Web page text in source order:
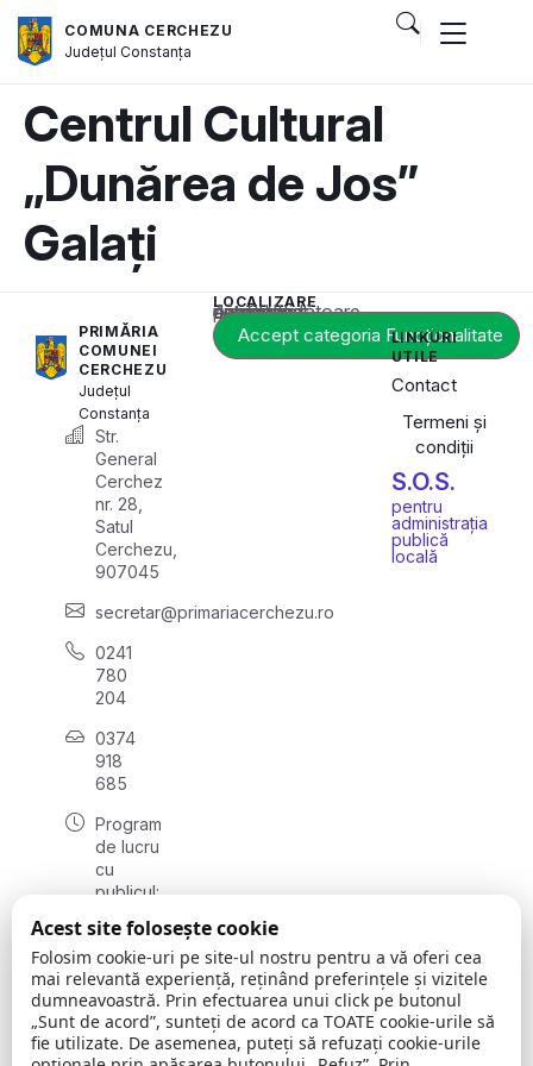
COMUNA CERCHEZU
JudețulConstanța
Centrul Cultural
„Dunărea de Jos”
Galați
PRIMĂRIA
COMUNEI
CERCHEZU
Județul
Constanța
Str.
General
Cerchez
nr. 28,
Satul
Cerchezu,
907045
secretar@primariacerchezu.ro
0241
780
204
0374
918
685
Program
de lucru
cu
publicul:
08:00 -
16:30
, vineri:
08:00 -
14:00
LOCALIZARE
Acest conținut este blocat până când acceptați categoria corespunzătoare de cookie-uri.
Accept categoria Funcționalitate
LINKURI
UTILE
Contact
Termeni și
condiții
S.O.S.
pentru
administrația
publică
locală
Acest site folosește cookie
Folosim cookie-uri pe site-ul nostru pentru a vă oferi cea
mai relevantă experiență, reținând preferințele și vizitele
dumneavoastră. Prin efectuarea unui click pe butonul
„Sunt de acord”, sunteți de acord ca TOATE cookie-urile să
fie utilizate. De asemenea, puteți să refuzați cookie-urile